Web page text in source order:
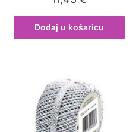
Dodaj u košaricu